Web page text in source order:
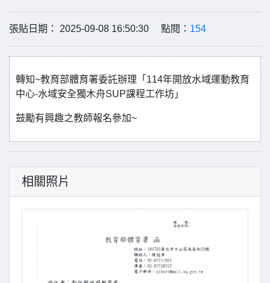
張貼日期： 2025-09-08 16:50:30 點閱： 154
轉知~教育部體育署委託辦理「114年開放水域運動教育
中心-水域安全獨木舟SUP課程工作坊」
鼓勵有興趣之教師報名參加~
相關照片